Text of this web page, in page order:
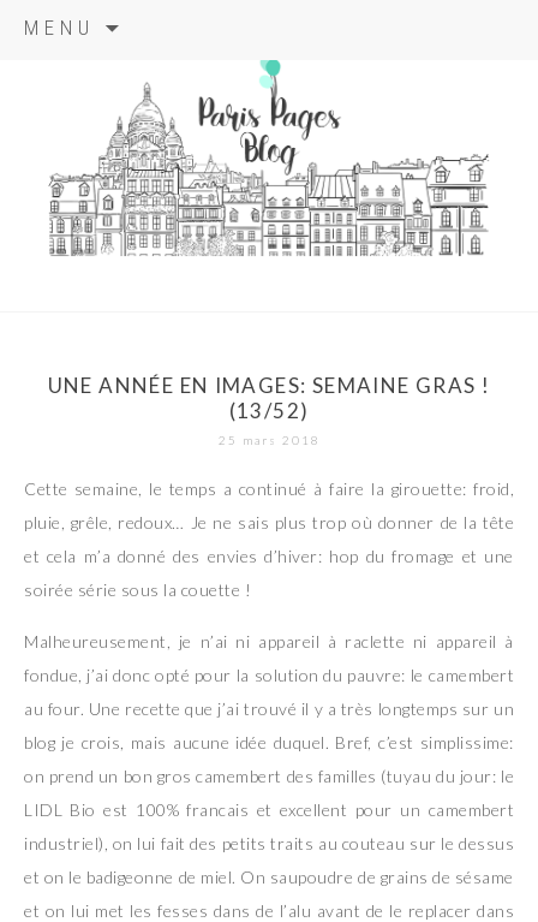
MENU
principal
paris pages
blog
UNE ANNÉE EN IMAGES: SEMAINE GRAS !
(13/52)
25 mars 2018
Cette semaine, le temps a continué à faire la girouette: froid,
pluie, grêle, redoux… Je ne sais plus trop où donner de la tête
et cela m’a donné des envies d’hiver: hop du fromage et une
soirée série sous la couette !
Malheureusement, je n’ai ni appareil à raclette ni appareil à
fondue, j’ai donc opté pour la solution du pauvre: le camembert
au four. Une recette que j’ai trouvé il y a très longtemps sur un
blog je crois, mais aucune idée duquel. Bref, c’est simplissime:
on prend un bon gros camembert des familles (tuyau du jour: le
LIDL Bio est 100% francais et excellent pour un camembert
industriel), on lui fait des petits traits au couteau sur le dessus
et on le badigeonne de miel. On saupoudre de grains de sésame
et on lui met les fesses dans de l’alu avant de le replacer dans